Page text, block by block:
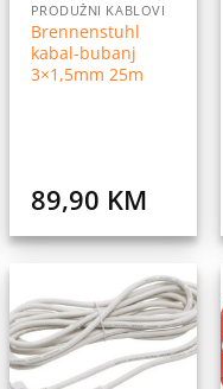
PRODUŽNI KABLOVI
Brennenstuhl
kabal-bubanj
3×1,5mm 25m
89,90 KM
Dodaj
na
listu